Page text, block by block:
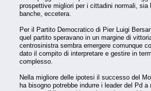
prospettive migliori per i cittadini normali,
banche, eccetera.
Per il Partito Democratico di Pier Luigi
quel partito speravano in un margine di
centrosinistra sembra emergere comunque
dato il compito di interpretare e gestire in
complesso.
Nella migliore delle ipotesi il successo del
ha bisogno potrebbe indurre i leader del Pd